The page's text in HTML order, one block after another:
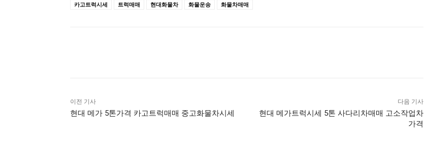
카고트럭시세
트럭매매 현대화물차 화물운송 화물차매매
이전 기사
현대 메가 5톤가격 카고트럭매매 중고화물차시세
다음 기사
현대 메가트럭시세 5톤 사다리차매매 고소작업차
가격